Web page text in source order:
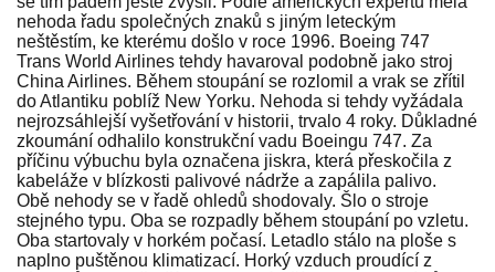
nehoda řadu společných znaků s jiným leteckým
neštěstím, ke kterému došlo v roce 1996. Boeing 747
Trans World Airlines tehdy havaroval podobně jako stroj
China Airlines. Během stoupání se rozlomil a vrak se zřítil
do Atlantiku poblíž New Yorku. Nehoda si tehdy vyžádala
nejrozsáhlejší vyšetřování v historii, trvalo 4 roky. Důkladné
zkoumání odhalilo konstrukční vadu Boeingu 747. Za
příčinu výbuchu byla označena jiskra, která přeskočila z
kabeláže v blízkosti palivové nádrže a zapálila palivo.
Obě nehody se v řadě ohledů shodovaly. Šlo o stroje
stejného typu. Oba se rozpadly během stoupání po vzletu.
Oba startovaly v horkém počasí. Letadlo stálo na ploše s
naplno puštěnou klimatizací. Horký vzduch proudící z